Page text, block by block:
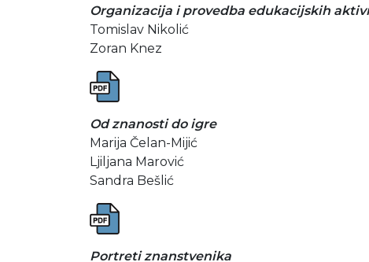
Organizacija i provedba edukacijskih
Tomislav Nikolić
Zoran Knez
Od znanosti do igre
Marija Čelan-Mijić
Ljiljana Marović
Sandra Bešlić
Portreti znanstvenika